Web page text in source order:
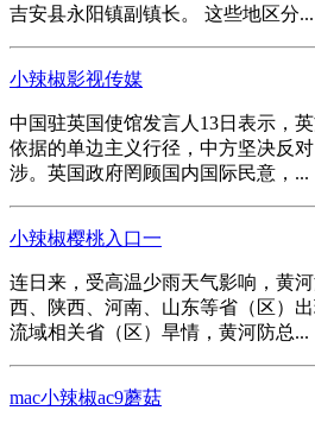
吉安县永阳镇副镇长。 这些地区分...
小辣椒影视传媒
中国驻英国使馆发言人13日表示，
依据的单边主义行径，中方坚决反
涉。英国政府罔顾国内国际民意，...
小辣椒樱桃入口一
连日来，受高温少雨天气影响，黄
西、陕西、河南、山东等省（区）
流域相关省（区）旱情，黄河防总...
mac小辣椒ac9蘑菇